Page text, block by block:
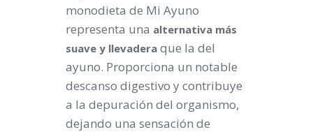
monodieta de Mi Ayuno
representa una alternativa más
suave y llevadera que la del
ayuno. Proporciona un notable
descanso digestivo y contribuye
a la depuración del organismo,
dejando una sensación de